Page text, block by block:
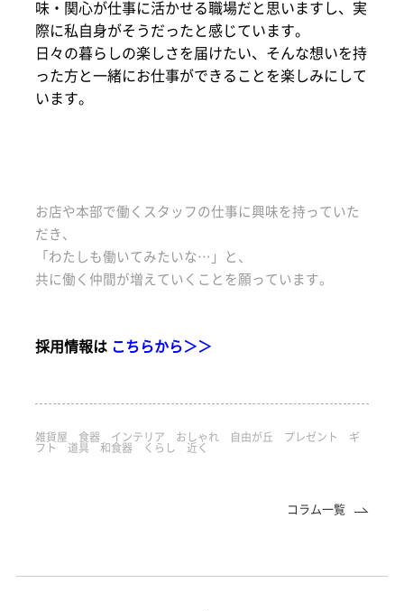
味・関心が仕事に活かせる職場だと思いますし、実
際に私自身がそうだったと感じています。
日々の暮らしの楽しさを届けたい、そんな想いを持
った方と一緒にお仕事ができることを楽しみにして
います。
お店や本部で働くスタッフの仕事に興味を持っていた
だき、
「わたしも働いてみたいな…」と、
共に働く仲間が増えていくことを願っています。
採用情報はこちらから＞＞
雑貨屋 食器 インテリア おしゃれ 自由が丘 プレゼント ギ
フト 道具 和食器 くらし 近く
コラム一覧